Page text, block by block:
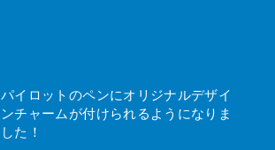
パイロットのペンにオリジナルデザイ
ンチャームが付けられるようになりま
した！